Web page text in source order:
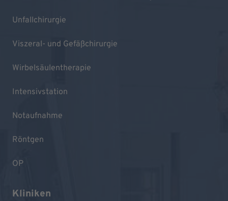
Unfallchirurgie
Viszeral- und Gefäßchirurgie
Wirbelsäulentherapie
Intensivstation
Notaufnahme
Röntgen
OP
Kliniken